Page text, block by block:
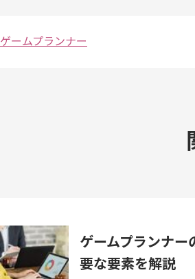
ゲームプランナー
ゲームプランナー
要な要素を解説